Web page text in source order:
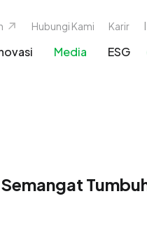
Hubungi Kami Karir
Media ESG